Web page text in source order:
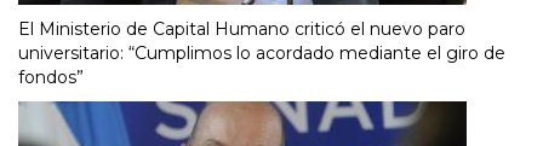
El Ministerio de Capital Humano criticó el nuevo paro
universitario: “Cumplimos lo acordado mediante el giro de
fondos”